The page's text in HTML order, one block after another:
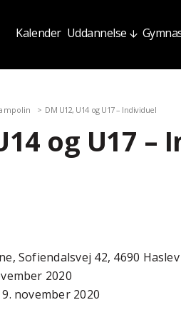
Kalender Uddannelse
DM U12, U14 og U17 – Individuel
og U17 –
Sofiendalsvej 42, 4690 Haslev
2020
9. november 2020